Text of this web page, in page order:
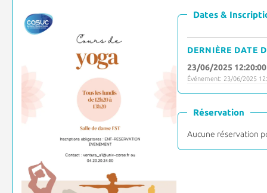
Dates &
DERNIÈRE DATE
23/06/2025 12:20:00
Événement: 23/06/2025
Réservation
Aucune réservation